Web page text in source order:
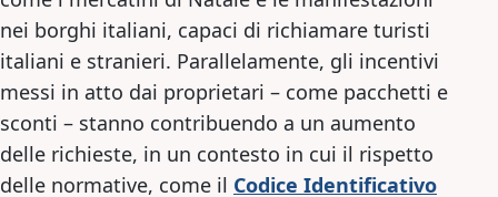
nei borghi italiani, capaci di richiamare turisti
italiani e stranieri. Parallelamente, gli incentivi
messi in atto dai proprietari – come pacchetti e
sconti – stanno contribuendo a un aumento
delle richieste, in un contesto in cui il rispetto
delle normative, come il Codice Identificativo